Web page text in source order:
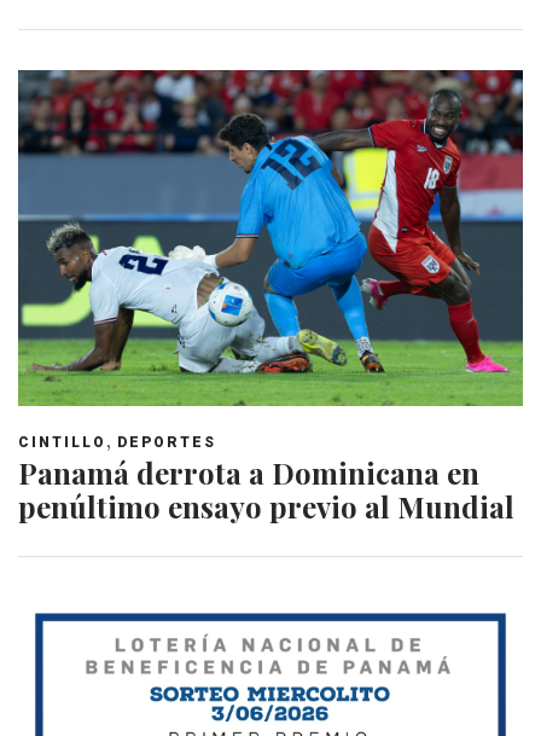
CINTILLO , DEPORTES
Panamá derrota a Dominicana en
penúltimo ensayo previo al Mundial